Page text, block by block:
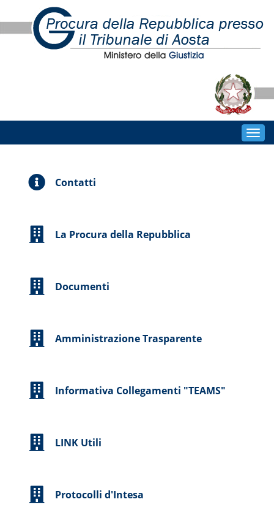
Contatti
La Procura della Repubblica
Documenti
Amministrazione Trasparente
Informativa Collegamenti "TEAMS"
LINK Utili
Protocolli d'Intesa